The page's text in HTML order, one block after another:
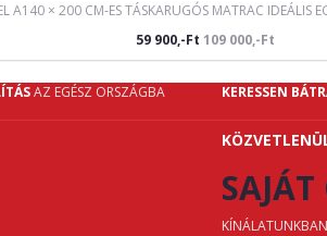
× 200 CM-ES TÁSKARUGÓS MATRAC IDEÁLIS
59 900,-Ft 109 000,-Ft
AZ EGÉSZ ORSZÁGBA
KERESSEN
KÍNÁLATUNKBAN